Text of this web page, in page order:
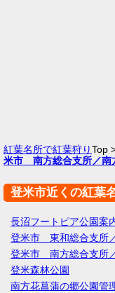
紅葉名所で紅葉狩りTop
米市 南方総合支所／南
登米市近くの紅葉
長沼フートピア公園案
登米市 東和総合支所
登米市 南方総合支所
登米森林公園
南方花菖蒲の郷公園管